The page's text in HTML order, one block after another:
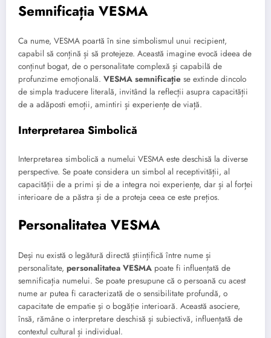
Semnificația VESMA
Ca nume, VESMA poartă în sine simbolismul unui recipient,
capabil să conțină și să protejeze. Această imagine evocă ideea de
conținut bogat, de o personalitate complexă și capabilă de
profunzime emoțională. VESMA semnificație se extinde dincolo
de simpla traducere literală, invitând la reflecții asupra capacității
de a adăposti emoții, amintiri și experiențe de viață.
Interpretarea Simbolică
Interpretarea simbolică a numelui VESMA este deschisă la diverse
perspective. Se poate considera un simbol al receptivității, al
capacității de a primi și de a integra noi experiențe, dar și al forței
interioare de a păstra și de a proteja ceea ce este prețios.
Personalitatea VESMA
Deși nu există o legătură directă științifică între nume și
personalitate, personalitatea VESMA poate fi influențată de
semnificația numelui. Se poate presupune că o persoană cu acest
nume ar putea fi caracterizată de o sensibilitate profundă, o
capacitate de empatie și o bogăție interioară. Această asociere,
însă, rămâne o interpretare deschisă și subiectivă, influențată de
contextul cultural și individual.